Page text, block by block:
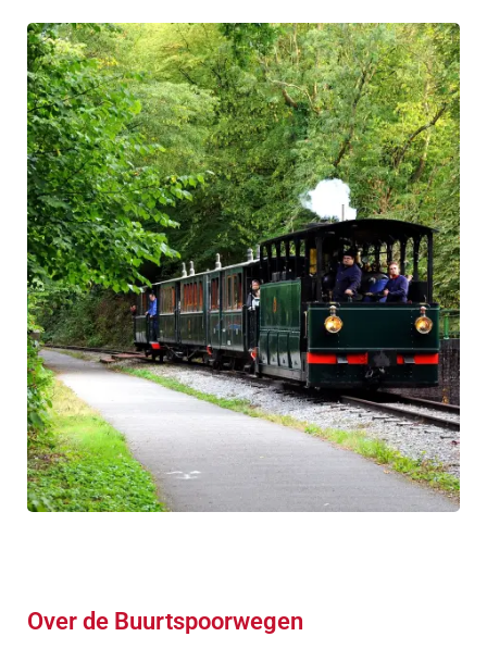
Over de Buurtspoorwegen